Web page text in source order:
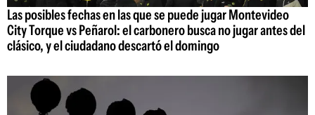
Las posibles fechas en las que se puede jugar Montevideo
City Torque vs Peñarol: el carbonero busca no jugar antes del
clásico, y el ciudadano descartó el domingo